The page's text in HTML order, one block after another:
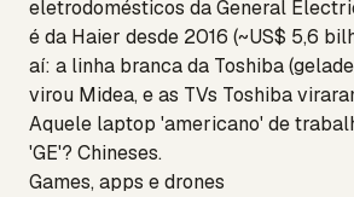
eletrodomésticos da General
é da Haier desde 2016 (~US$ 5,6
aí: a linha branca da Toshiba
virou Midea, e as TVs Toshiba
Aquele laptop 'americano' de
'GE'? Chineses.
Games, apps e drones